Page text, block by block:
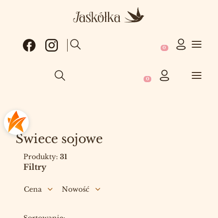
Otwórz wyszukiwarkę Produkty w
Otwórz wyszukiwarkę Produkty w koszyku:
Świece sojowe
Produkty: 31
Filtry
Cena Nowość